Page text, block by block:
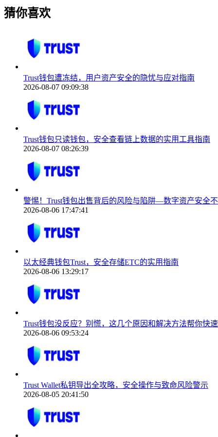
猜你喜欢
Trust钱包遭冻结，用户资产安全的隐忧与应对指南
2026-08-07 09:09:38
Trust钱包只读钱包，安全查看链上数据的实用工具指南
2026-08-07 08:26:39
警惕！Trust钱包出售背后的风险与陷阱—数字资产安全
2026-08-06 17:47:41
以太经典钱包Trust，安全存储ETC的实用指南
2026-08-06 13:29:17
Trust钱包没反应？别慌，这几个原因和解决方法帮你快
2026-08-06 09:53:24
Trust Wallet私钥导出全攻略，安全操作与致命风险警示
2026-08-05 20:41:50